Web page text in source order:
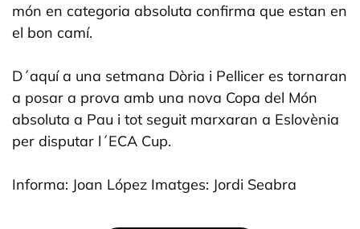
món en categoria absoluta confirma que estan en
el bon camí.
D´aquí a una setmana Dòria i Pellicer es tornaran
a posar a prova amb una nova Copa del Món
absoluta a Pau i tot seguit marxaran a Eslovènia
per disputar l´ECA Cup.
Informa: Joan López Imatges: Jordi Seabra